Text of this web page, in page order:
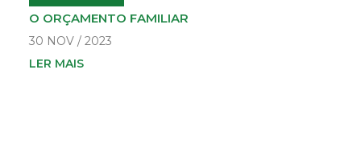
O ORÇAMENTO FAMILIAR
30 NOV / 2023
LER MAIS